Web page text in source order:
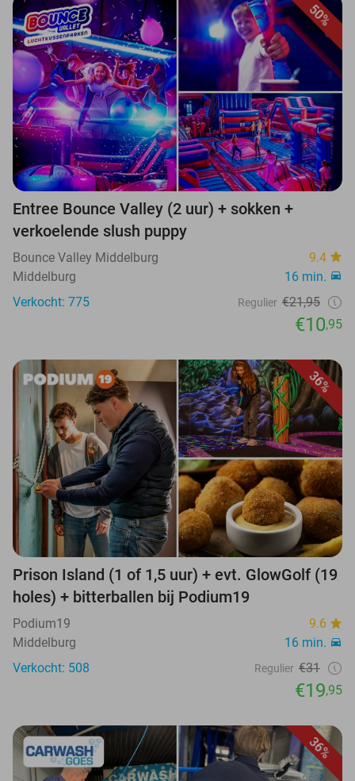
50%
Entree Bounce Valley (2 uur) + sokken +
verkoelende slush puppy
Bounce Valley Middelburg
9.4
Middelburg
16 min.
Verkocht: 775
Regulier €21,95
€10,95
36%
Prison Island (1 of 1,5 uur) + evt. GlowGolf (19
holes) + bitterballen bij Podium19
Podium19
9.6
Middelburg
16 min.
Verkocht: 508
Regulier €31
€19,95
36%